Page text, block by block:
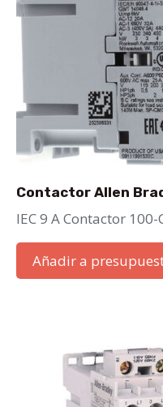
Contactor Allen
IEC 9 A Contactor 100-
Añadir a